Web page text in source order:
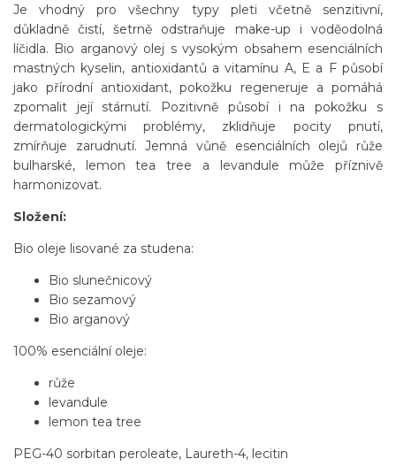
Je vhodný pro všechny typy pleti včetně senzitivní,
důkladně čistí, šetrně odstraňuje make-up i voděodolná
líčidla. Bio arganový olej s vysokým obsahem esenciálních
mastných kyselin, antioxidantů a vitamínu A, E a F působí
jako přírodní antioxidant, pokožku regeneruje a pomáhá
zpomalit její stárnutí. Pozitivně působí i na pokožku s
dermatologickými problémy, zklidňuje pocity pnutí,
zmírňuje zarudnutí. Jemná vůně esenciálních olejů růže
bulharské, lemon tea tree a levandule může příznivě
harmonizovat.
Složení:
Bio oleje lisované za studena:
Bio slunečnicový
Bio sezamový
Bio arganový
100% esenciální oleje:
růže
levandule
lemon tea tree
PEG-40 sorbitan peroleate, Laureth-4, lecitin